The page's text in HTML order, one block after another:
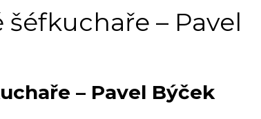
– Pavel
– Pavel Býček